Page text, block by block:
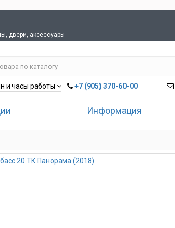
двери, аксессуары
и часы работы +7 (905) 370-60-00
Информация